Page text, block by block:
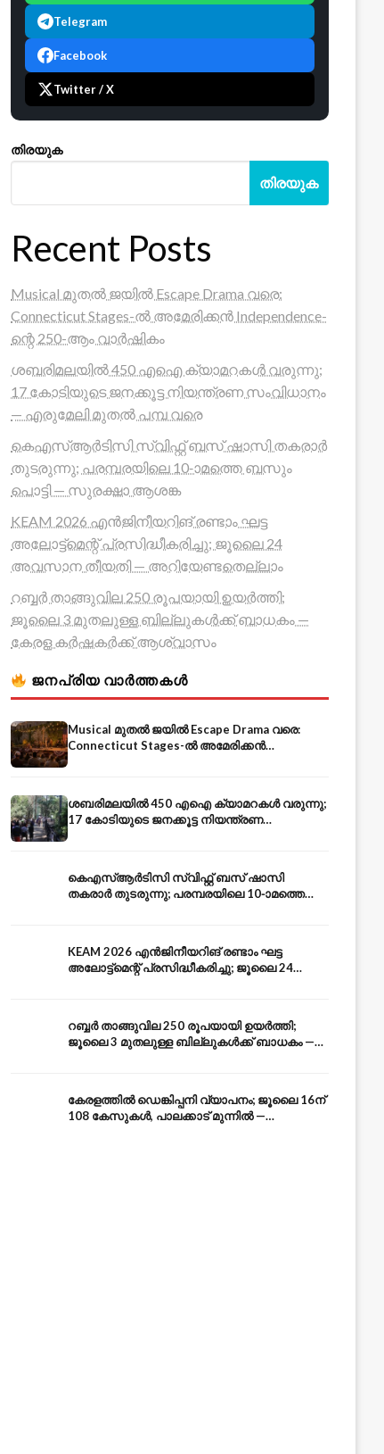
Telegram
Facebook
Twitter / X
തിരയുക
തിരയുക
Recent Posts
Musical മുതൽ ജയിൽ Escape Drama വരെ:
Connecticut Stages-ൽ അമേരിക്കൻ Independence-
ന്റെ 250-ആം വാർഷികം
ശബരിമലയിൽ 450 എഐ ക്യാമറകൾ വരുന്നു;
17 കോടിയുടെ ജനക്കൂട്ട നിയന്ത്രണ സംവിധാനം
— എരുമേലി മുതൽ പമ്പ വരെ
കെഎസ്ആർടിസി സ്വിഫ്റ്റ് ബസ് ഷാസി തകരാർ
തുടരുന്നു; പരമ്പരയിലെ 10-ാമത്തെ ബസും
പൊട്ടി — സുരക്ഷാ ആശങ്ക
KEAM 2026 എൻജിനീയറിങ് രണ്ടാം ഘട്ട
അലോട്ട്മെന്റ് പ്രസിദ്ധീകരിച്ചു; ജൂലൈ 24
അവസാന തീയതി — അറിയേണ്ടതെല്ലാം
റബ്ബർ താങ്ങുവില 250 രൂപയായി ഉയർത്തി;
ജൂലൈ 3 മുതലുള്ള ബില്ലുകൾക്ക് ബാധകം —
കേരള കർഷകർക്ക് ആശ്വാസം
ജനപ്രിയ വാർത്തകൾ
Musical മുതൽ ജയിൽ Escape Drama വരെ:
Connecticut Stages-ൽ അമേരിക്കൻ
ശബരിമലയിൽ 450 എഐ ക്യാമറകൾ വരുന്നു;
17 കോടിയുടെ ജനക്കൂട്ട നിയന്ത്രണ
കെഎസ്ആർടിസി സ്വിഫ്റ്റ് ബസ് ഷാസി
തകരാർ തുടരുന്നു; പരമ്പരയിലെ 10-ാമത്തെ
KEAM 2026 എൻജിനീയറിങ് രണ്ടാം ഘട്ട
അലോട്ട്മെന്റ് പ്രസിദ്ധീകരിച്ചു; ജൂലൈ 24
റബ്ബർ താങ്ങുവില 250 രൂപയായി ഉയർത്തി;
ജൂലൈ 3 മുതലുള്ള ബില്ലുകൾക്ക് ബാധകം —
കേരളത്തിൽ ഡെങ്കിപ്പനി വ്യാപനം; ജൂലൈ 16ന്
108 കേസുകൾ, പാലക്കാട് മുന്നിൽ —